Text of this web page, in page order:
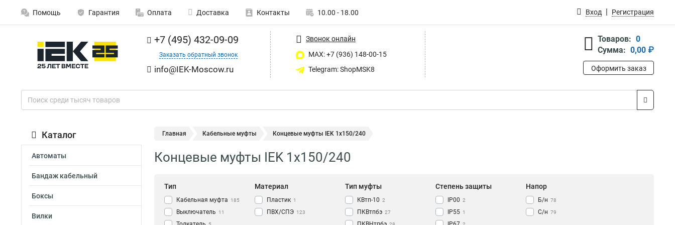
Помощь Гарантия Оплата Доставка Контакты 10.00 - 18.00 Вход Регистрация
+7 (495) 432-09-09
Заказать обратный звонок
info@IEK-Moscow.ru
Звонок онлайн
MAX: +7 (936) 148-00-15
Telegram: ShopMSK8
Товаров: 0
Сумма: 0,00 ₽
Оформить заказ
Каталог
Автоматы
Бандаж кабельный
Боксы
Вилки
Главная Кабельные муфты Концевые муфты IEK 1х150/240
Концевые муфты IEK 1х150/240
Тип
Кабельная муфта 185
Выключатель 11
Материал
Пластик 1
ПВХ/СПЭ 123
Тип муфты
КВтп-10 2
ПКВтпбэ 27
Степень защиты
IP00 2
IP55 1
Напор
Б/н 78
С/н 79